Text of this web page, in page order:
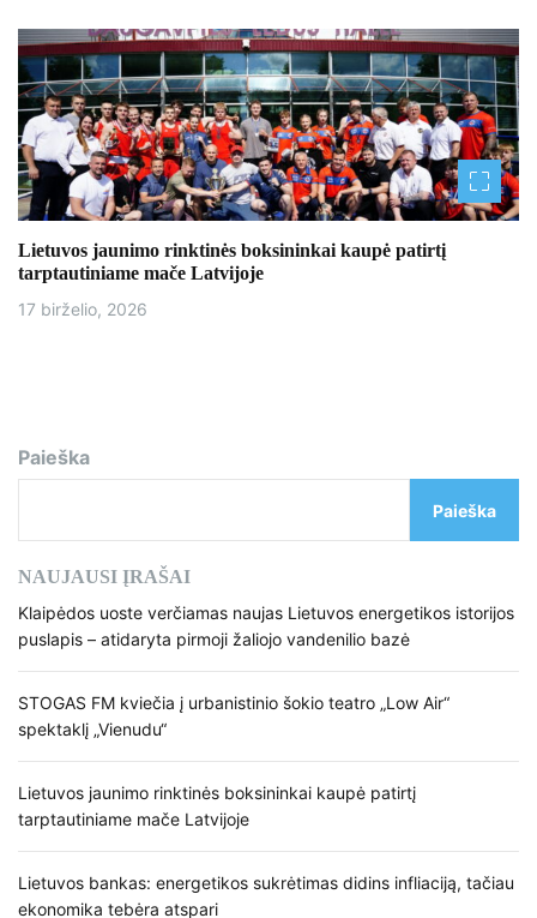
Lietuvos jaunimo rinktinės boksininkai kaupė patirtį
tarptautiniame mače Latvijoje
17 birželio, 2026
Paieška
Paieška
NAUJAUSI ĮRAŠAI
Klaipėdos uoste verčiamas naujas Lietuvos energetikos istorijos
puslapis – atidaryta pirmoji žaliojo vandenilio bazė
STOGAS FM kviečia į urbanistinio šokio teatro „Low Air“
spektaklį „Vienudu“
Lietuvos jaunimo rinktinės boksininkai kaupė patirtį
tarptautiniame mače Latvijoje
Lietuvos bankas: energetikos sukrėtimas didins infliaciją, tačiau
ekonomika tebėra atspari